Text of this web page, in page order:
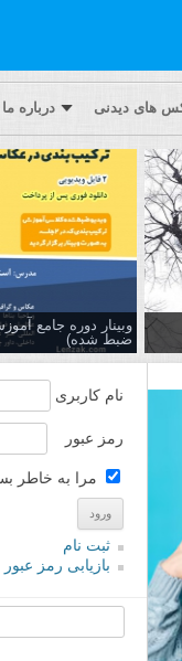
های دیدنی درباره ما
وبینار دوره جامع
ضبط شده)
نام کاربری
رمز عبور
مرا به خاطر
ثبت نام
بازیابی رمز عبور